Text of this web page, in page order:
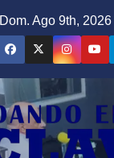
Dom. Ago 9th, 2026